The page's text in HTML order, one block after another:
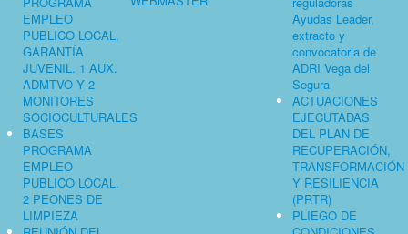
EMPLEO
PUBLICO LOCAL,
GARANTÍA
JUVENIL. 1 AUX.
ADMTVO Y 2
MONITORES
SOCIOCULTURALES
BASES
PROGRAMA
EMPLEO
PUBLICO LOCAL.
2 PEONES DE
LIMPIEZA
Ayudas Leader,
extracto y
convocatoria de
ADRI Vega del
Segura
ACTUACIONES
EJECUTADAS
DEL PLAN DE
RECUPERACIÓN,
TRANSFORMACIÓN
Y RESILIENCIA
(PRTR)
PLIEGO DE